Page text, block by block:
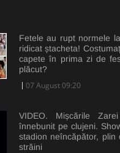
Fetele au rupt normele
ridicat ștacheta!
capete în prima zi de
plăcut?
07 August 09:20
VIDEO. Mișcările
înnebunit pe clujeni.
stadion neîncăpător, plin
străini